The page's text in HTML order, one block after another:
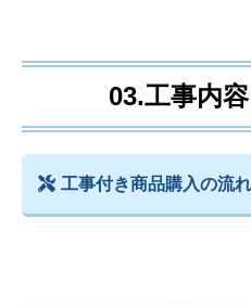
03.工事内
工事付き商品購入の流れ